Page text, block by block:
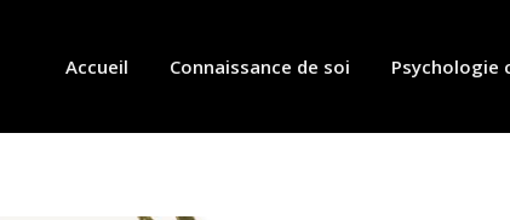
Accueil Connaissance de soi Psychologie